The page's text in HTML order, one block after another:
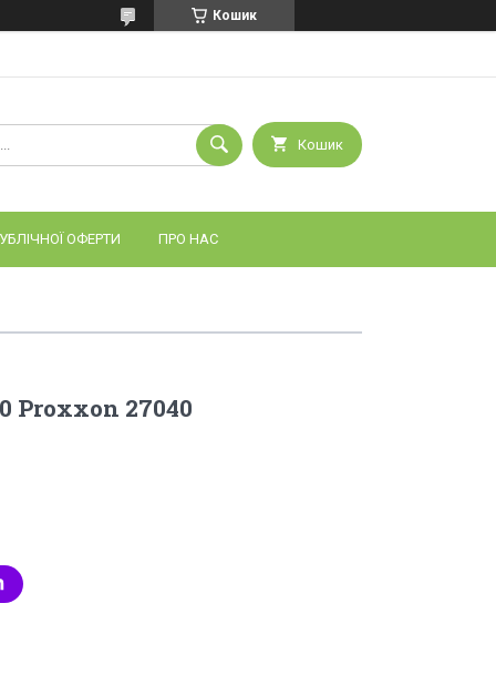
Кошик
Кошик
ОФЕРТИ ПРО НАС
Proxxon 27040